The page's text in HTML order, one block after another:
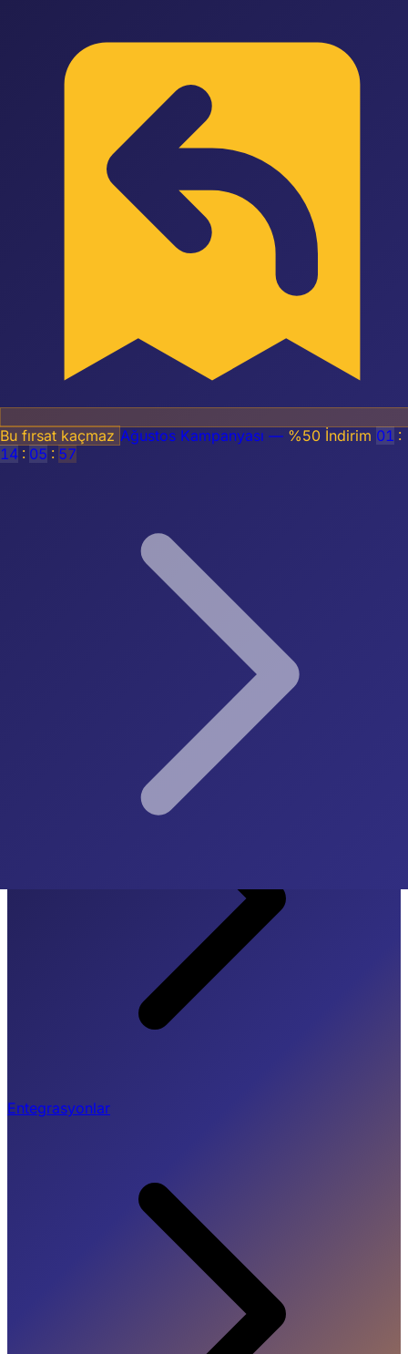
Bu fırsat kaçmaz Ağustos Kampanyası — %50 İndirim 01 :
14 : 05 : 56
ÖzelliklerEntegrasyonlar
Fiyatlandırma
Ücretsiz Başla
Entegrasyonlar